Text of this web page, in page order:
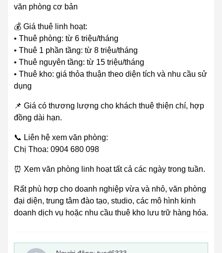
văn phòng cơ bản
💰 Giá thuê linh hoạt:
• Thuê phòng: từ 6 triệu/tháng
• Thuê 1 phần tầng: từ 8 triệu/tháng
• Thuê nguyên tầng: từ 15 triệu/tháng
• Thuê kho: giá thỏa thuận theo diện tích và nhu cầu sử
dụng
📌 Giá có thương lượng cho khách thuê thiện chí, hợp
đồng dài hạn.
📞 Liên hệ xem văn phòng:
Chị Thoa: 0904 680 098
⏰ Xem văn phòng linh hoạt tất cả các ngày trong tuần.
Rất phù hợp cho doanh nghiệp vừa và nhỏ, văn phòng
đại diện, trung tâm đào tạo, studio, các mô hình kinh
doanh dịch vụ hoặc nhu cầu thuê kho lưu trữ hàng hóa.